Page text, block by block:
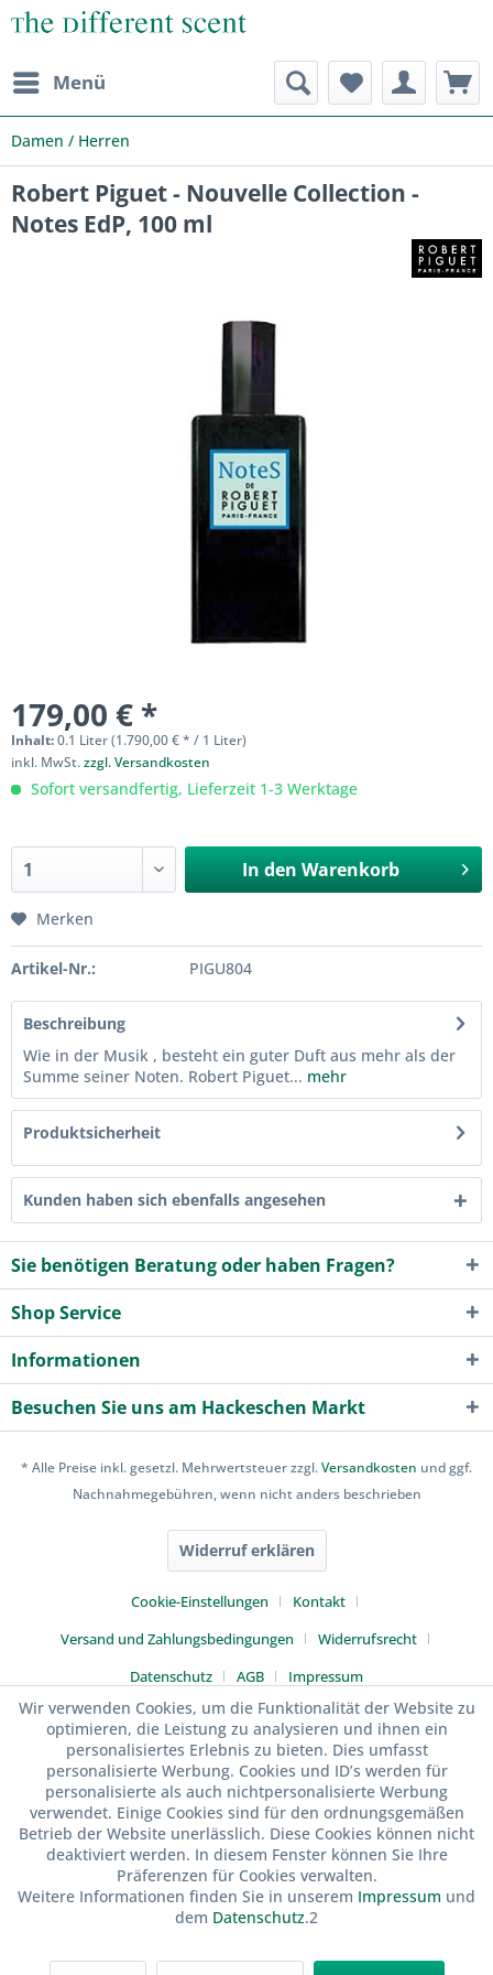
Menü
Damen / Herren
Robert Piguet - Nouvelle Collection -
Notes EdP, 100 ml
179,00 € *
Inhalt:0.1 Liter (1.790,00 € * / 1 Liter)
inkl. MwSt.zzgl. Versandkosten
Sofort versandfertig, Lieferzeit 1-3 Werktage
In den Warenkorb
Merken
Artikel-Nr.: PIGU804
Beschreibung
Wie in der Musik , besteht ein guter Duft aus mehr als der
Summe seiner Noten. Robert Piguet... mehr
Produktsicherheit
Kunden haben sich ebenfalls angesehen
Sie benötigen Beratung oder haben Fragen?
Shop Service
Informationen
Besuchen Sie uns am Hackeschen Markt
* Alle Preise inkl. gesetzl. Mehrwertsteuer zzgl.Versandkosten und ggf.
Nachnahmegebühren, wenn nicht anders beschrieben
Widerruf erklären
Cookie-Einstellungen
Kontakt
Versand und Zahlungsbedingungen
Widerrufsrecht
Datenschutz
AGB Impressum
Wir verwenden Cookies, um die Funktionalität der Website zu
optimieren, die Leistung zu analysieren und ihnen ein
personalisiertes Erlebnis zu bieten. Dies umfasst
personalisierte Werbung. Cookies und ID’s werden für
personalisierte als auch nichtpersonalisierte Werbung
verwendet. Einige Cookies sind für den ordnungsgemäßen
Betrieb der Website unerlässlich. Diese Cookies können nicht
deaktiviert werden. In diesem Fenster können Sie Ihre
Präferenzen für Cookies verwalten.
Weitere Informationen finden Sie in unserem Impressum und
dem Datenschutz.2